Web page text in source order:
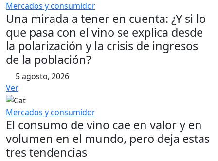
Mercados y consumidor
Una mirada a tener en cuenta: ¿Y si lo
que pasa con el vino se explica desde
la polarización y la crisis de ingresos
de la población?
5 agosto, 2026
Ver
Mercados y consumidor
El consumo de vino cae en valor y en
volumen en el mundo, pero deja estas
tres tendencias